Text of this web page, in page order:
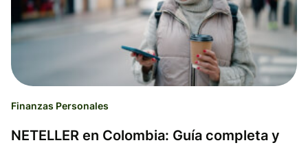
Finanzas Personales
NETELLER en Colombia: Guía completa y